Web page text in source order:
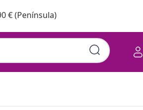
€ (Península)